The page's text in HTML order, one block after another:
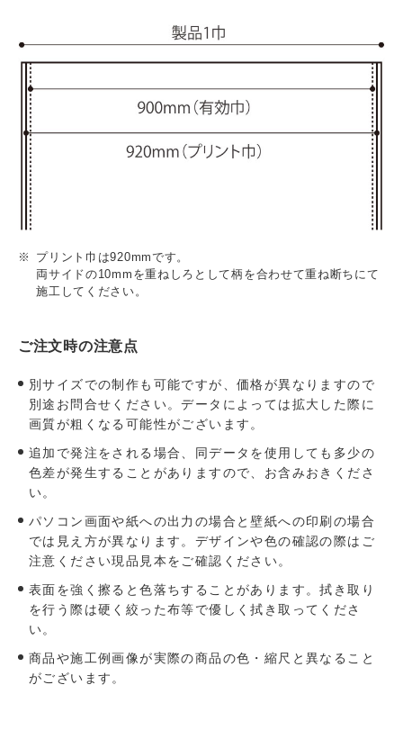
プリント巾は920mmです。
両サイドの10mmを重ねしろとして柄を合わせて重ね断ちにて
施工してください。
ご注文時の注意点
別サイズでの制作も可能ですが、価格が異なりますので
別途お問合せください。データによっては拡大した際に
画質が粗くなる可能性がございます。
追加で発注をされる場合、同データを使用しても多少の
色差が発生することがありますので、お含みおきくださ
い。
パソコン画面や紙への出力の場合と壁紙への印刷の場合
では見え方が異なります。デザインや色の確認の際はご
注意ください現品見本をご確認ください。
表面を強く擦ると色落ちすることがあります。拭き取り
を行う際は硬く絞った布等で優しく拭き取ってくださ
い。
商品や施工例画像が実際の商品の色・縮尺と異なること
がございます。